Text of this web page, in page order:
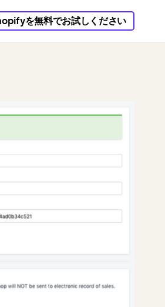
を無料でお試しください